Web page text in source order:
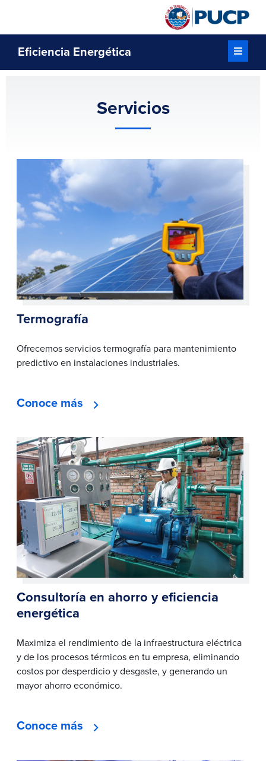
Eficiencia Energética
Servicios
Termografía
Ofrecemos servicios termografía para mantenimiento
predictivo en instalaciones industriales.
Conoce más
Consultoría en ahorro y eficiencia
energética
Maximiza el rendimiento de la infraestructura eléctrica
y de los procesos térmicos en tu empresa, eliminando
costos por desperdicio y desgaste, y generando un
mayor ahorro económico.
Conoce más